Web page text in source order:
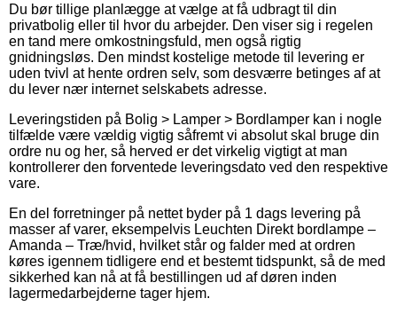
Du bør tillige planlægge at vælge at få udbragt til din
privatbolig eller til hvor du arbejder. Den viser sig i regelen
en tand mere omkostningsfuld, men også rigtig
gnidningsløs. Den mindst kostelige metode til levering er
uden tvivl at hente ordren selv, som desværre betinges af at
du lever nær internet selskabets adresse.
Leveringstiden på Bolig > Lamper > Bordlamper kan i nogle
tilfælde være vældig vigtig såfremt vi absolut skal bruge din
ordre nu og her, så herved er det virkelig vigtigt at man
kontrollerer den forventede leveringsdato ved den respektive
vare.
En del forretninger på nettet byder på 1 dags levering på
masser af varer, eksempelvis Leuchten Direkt bordlampe –
Amanda – Træ/hvid, hvilket står og falder med at ordren
køres igennem tidligere end et bestemt tidspunkt, så de med
sikkerhed kan nå at få bestillingen ud af døren inden
lagermedarbejderne tager hjem.